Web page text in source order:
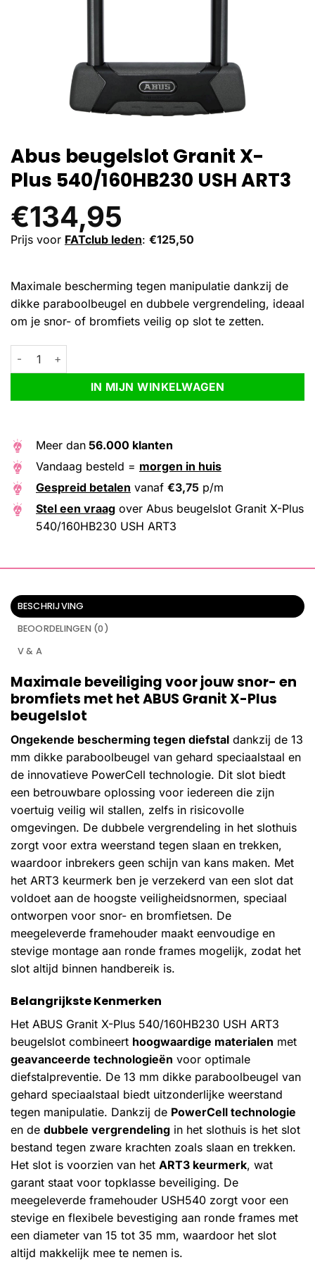
Abus beugelslot Granit X-
Plus 540/160HB230 USH ART3
€134,95
Prijs voor FATclub leden: €125,50
Maximale bescherming tegen manipulatie dankzij de
dikke paraboolbeugel en dubbele vergrendeling, ideaal
om je snor- of bromfiets veilig op slot te zetten.
Abus beugelslot Granit X-Plus 540/160HB230 USH ART3 aantal
IN MIJN WINKELWAGEN
Alternative:
Meer dan 56.000 klanten
Vandaag besteld = morgen in huis
Gespreid betalen vanaf €3,75 p/m
Stel een vraag over Abus beugelslot Granit X-Plus
540/160HB230 USH ART3
BESCHRIJVING
BEOORDELINGEN (0)
V & A
Maximale beveiliging voor jouw snor- en
bromfiets met het ABUS Granit X-Plus
beugelslot
Ongekende bescherming tegen diefstal dankzij de 13
mm dikke paraboolbeugel van gehard speciaalstaal en
de innovatieve PowerCell technologie. Dit slot biedt
een betrouwbare oplossing voor iedereen die zijn
voertuig veilig wil stallen, zelfs in risicovolle
omgevingen. De dubbele vergrendeling in het slothuis
zorgt voor extra weerstand tegen slaan en trekken,
waardoor inbrekers geen schijn van kans maken. Met
het ART3 keurmerk ben je verzekerd van een slot dat
voldoet aan de hoogste veiligheidsnormen, speciaal
ontworpen voor snor- en bromfietsen. De
meegeleverde framehouder maakt eenvoudige en
stevige montage aan ronde frames mogelijk, zodat het
slot altijd binnen handbereik is.
Belangrijkste Kenmerken
Het ABUS Granit X-Plus 540/160HB230 USH ART3
beugelslot combineert hoogwaardige materialen met
geavanceerde technologieën voor optimale
diefstalpreventie. De 13 mm dikke paraboolbeugel van
gehard speciaalstaal biedt uitzonderlijke weerstand
tegen manipulatie. Dankzij de PowerCell technologie
en de dubbele vergrendeling in het slothuis is het slot
bestand tegen zware krachten zoals slaan en trekken.
Het slot is voorzien van het ART3 keurmerk, wat
garant staat voor topklasse beveiliging. De
meegeleverde framehouder USH540 zorgt voor een
stevige en flexibele bevestiging aan ronde frames met
een diameter van 15 tot 35 mm, waardoor het slot
altijd makkelijk mee te nemen is.